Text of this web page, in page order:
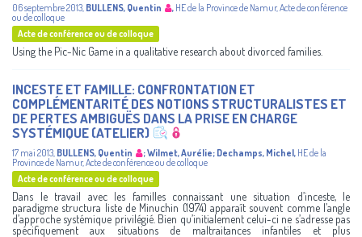
06 septembre 2013 BULLENS, Quentin , HE de la Province de Namur, Acte de conférence
ou de colloque
Acte de conférence ou de colloque
Using the Pic-Nic Game in a qualitative research about divorced families.
INCESTE ET FAMILLE: CONFRONTATION ET
COMPLÉMENTARITÉ DES NOTIONS STRUCTURALISTES ET
DE PERTES AMBIGUËS DANS LA PRISE EN CHARGE
SYSTÉMIQUE (ATELIER)
17 mai 2013 BULLENS, Quentin ;Wilmet, Aurélie; Dechamps, Michel, HE de la
Province de Namur, Acte de conférence ou de colloque
Acte de conférence ou de colloque
Dans le travail avec les familles connaissant une situation d’inceste, le
paradigme structura liste de Minuchin (1974) apparaît souvent comme l’angle
d’approche systémique privilégié. Bien qu’initialement celui-ci ne s’adresse pas
spécifiquement aux situations de maltraitances infantiles et plus